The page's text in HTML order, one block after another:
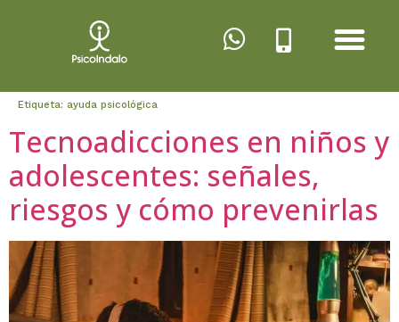
Etiqueta: ayuda psicológica
Tecnoadicciones en niños y
adolescentes: señales,
riesgos y cómo prevenirlas